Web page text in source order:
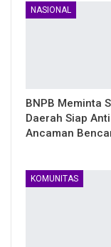
NASIONAL
BNPB Meminta
Daerah Siap
Ancaman
KOMUNITAS